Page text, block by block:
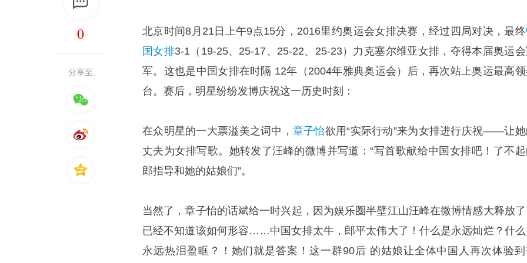
0
分享至
北京时间8月21日上午9点15分，2016里约奥运会女排决赛，经过四局对决，最终
国女排3-1（19-25、25-17、25-22、25-23）力克塞尔维亚女排，夺得本届奥运
军。这也是中国女排在时隔 12年（2004年雅典奥运会）后，再次站上奥运最高
台。赛后，明星纷纷发博庆祝这一历史时刻：
在众明星的一大票溢美之词中， 章子怡欲用“实际行动”来为女排进行庆祝——让
丈夫为女排写歌。她转发了汪峰的微博并写道：“写首歌献给中国女排吧！了不
郎指导和她的姑娘们”。
当然了，章子怡的话斌给一时兴起，因为娱乐圈半壁江山汪峰在微博情感大释放
已经不知道该如何形容……中国女排太牛，郎平太伟大了！什么是永远灿烂？什
永远热泪盈眶？！她们就是答案！这一群90后 的姑娘让全体中国人再次体验